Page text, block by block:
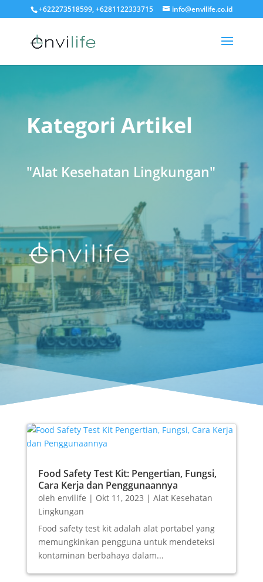
+622273518599, +6281122333715 info@envilife.co.id
Kategori Artikel
"Alat Kesehatan Lingkungan"
Food Safety Test Kit: Pengertian, Fungsi,
Cara Kerja dan Penggunaannya
oleh envilife | Okt 11, 2023 | Alat Kesehatan
Lingkungan
Food safety test kit adalah alat portabel yang
memungkinkan pengguna untuk mendeteksi
kontaminan berbahaya dalam...